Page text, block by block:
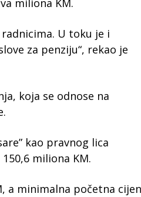
miliona KM.
U toku je i
za penziju“, rekao je
koja se odnose na
kao pravnog lica
miliona KM.
a minimalna početna